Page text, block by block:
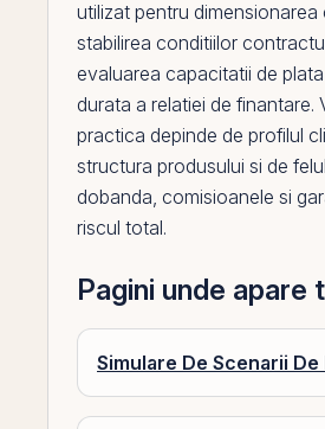
utilizat pentru dimensionarea
stabilirea conditiilor
evaluarea capacitatii de plata
durata a relatiei de finantare.
practica depinde de profilul
structura produsului si de
dobanda, comisioanele si
riscul total.
Pagini unde apare
Simulare De Scenarii De